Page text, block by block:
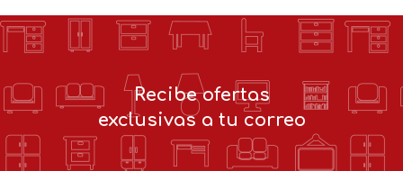
Recibe ofertas
exclusivas a tu correo